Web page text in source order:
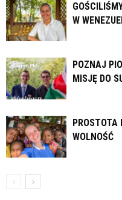
W
POZNAJ
MISJĘ DO
WOLNOŚĆ